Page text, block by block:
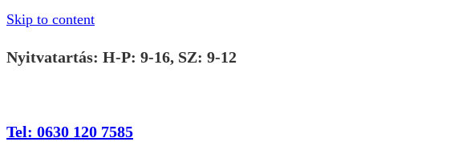
Skip to content
Nyitvatartás: H-P: 9-16, SZ: 9-12
Tel: 0630 120 7585